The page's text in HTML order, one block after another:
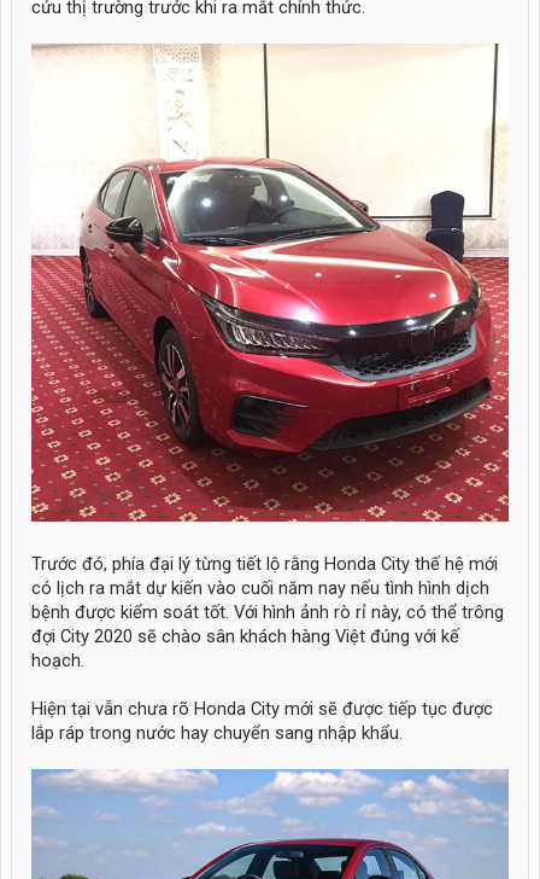
cứu thị trường trước khi ra mắt chính thức.
Trước đó, phía đại lý từng tiết lộ rằng Honda City thế hệ mới
có lịch ra mắt dự kiến vào cuối năm nay nếu tình hình dịch
bệnh được kiểm soát tốt. Với hình ảnh rò rỉ này, có thể trông
đợi City 2020 sẽ chào sân khách hàng Việt đúng với kế
hoạch.
Hiện tại vẫn chưa rõ Honda City mới sẽ được tiếp tục được
lắp ráp trong nước hay chuyển sang nhập khẩu.